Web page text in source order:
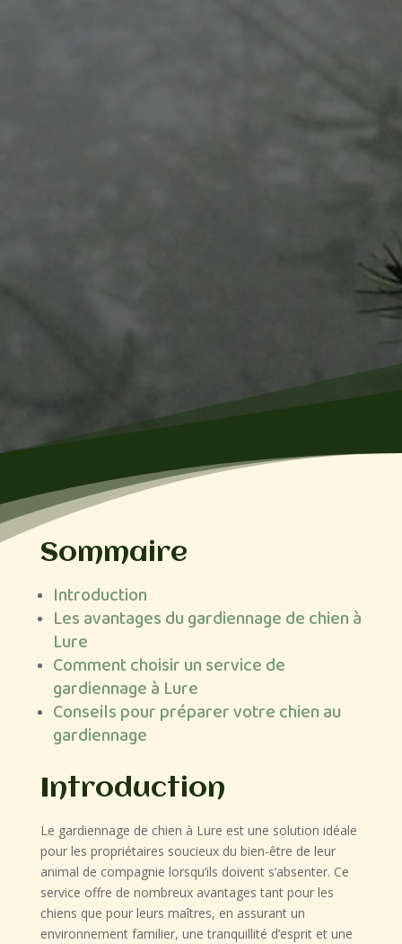
Sommaire
Introduction
Les avantages du gardiennage de chien à
Lure
Comment choisir un service de
gardiennage à Lure
Conseils pour préparer votre chien au
gardiennage
Introduction
Le gardiennage de chien à Lure est une solution idéale
pour les propriétaires soucieux du bien-être de leur
animal de compagnie lorsqu’ils doivent s’absenter. Ce
service offre de nombreux avantages tant pour les
chiens que pour leurs maîtres, en assurant un
environnement familier, une tranquillité d’esprit et une